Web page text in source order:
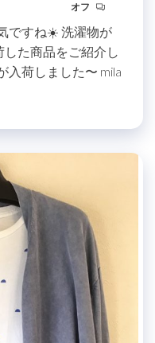
オフ
ですね☀️ 洗濯物が
した商品をご紹介し
入荷しました〜 mila